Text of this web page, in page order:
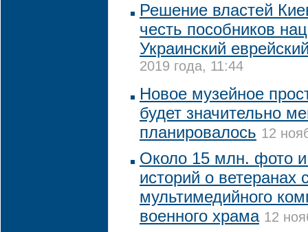
Решение властей
честь пособников
Украинский
2019 года, 11:44
Новое музейное
будет значительно
планировалось 12
Около 15 млн. фото
историй о ветеранах
мультимедийного
военного храма 12